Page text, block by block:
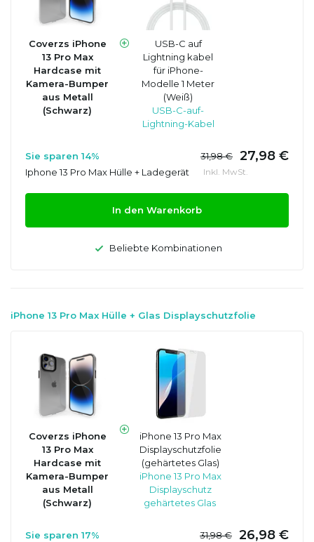
Coverzs iPhone
13 Pro Max
Hardcase mit
Kamera-Bumper
aus Metall
(Schwarz)
USB-C auf
Lightning kabel
für iPhone-
Modelle 1 Meter
(Weiß)
USB-C-auf-
Lightning-Kabel
Sie sparen 14% 31,98 € 27,98 €
Iphone 13 Pro Max Hülle + Ladegerät Inkl. MwSt.
In den Warenkorb
Beliebte Kombinationen
iPhone 13 Pro Max Hülle + Glas Displayschutzfolie
Coverzs iPhone
13 Pro Max
Hardcase mit
Kamera-Bumper
aus Metall
(Schwarz)
iPhone 13 Pro Max
Displayschutzfolie
(gehärtetes Glas)
iPhone 13 Pro Max
Displayschutz
gehärtetes Glas
Sie sparen 17% 31,98 € 26,98 €